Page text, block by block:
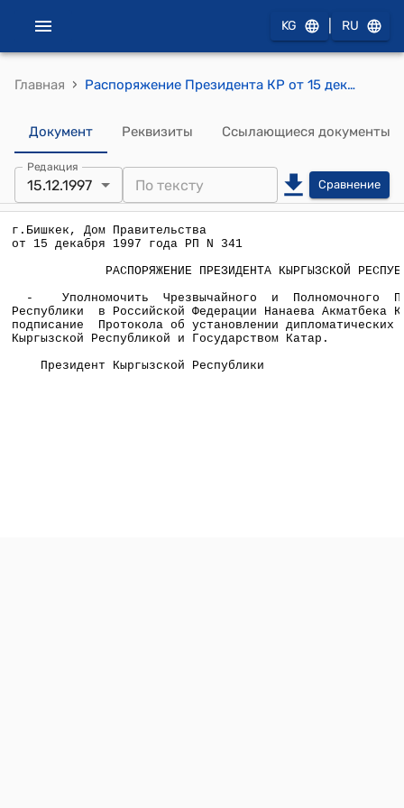
KG RU
Главная › Распоряжение Президента КР от 15 декабря 1997 года РП №341 (О подписании Протокола об установлении дипломатических отношений между Кыргызской Республикой и Государством Катар)
Документ Реквизиты Ссылающиеся документы
Редакция
15.12.1997 Сравнение